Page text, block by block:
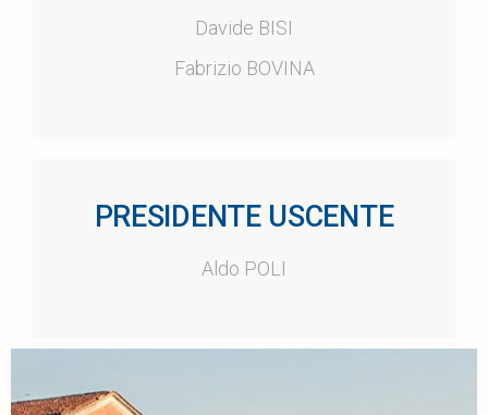
Davide BISI
Fabrizio BOVINA
PRESIDENTE USCENTE
Aldo POLI